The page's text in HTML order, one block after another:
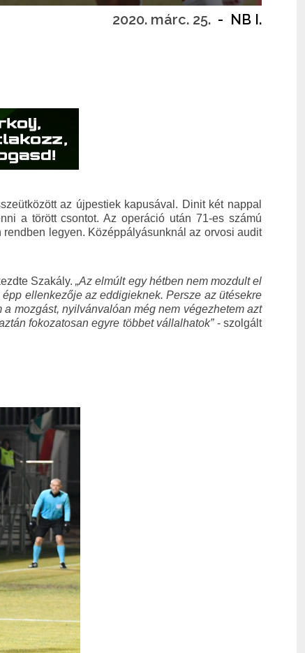
2020. márc. 25. - NB I.
az újpestiek kapusával. Dinit két nappal
a törött csontot. Az operáció után 71-es számú
legyen. Középpályásunknál az orvosi audit
Szakály.„Az elmúlt egy hétben nem mozdult el
ellenkezője az eddigieknek. Persze az ütésekre
mozgást, nyilvánvalóan még nem végezhetem azt
fokozatosan egyre többet vállalhatok”- szolgált